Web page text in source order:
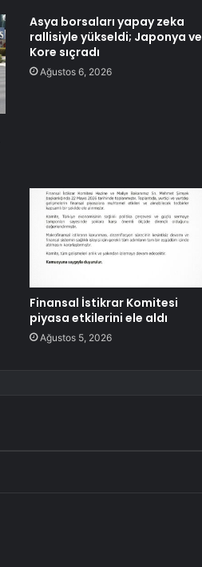
Asya borsaları yapay zeka
rallisiyle yükseldi; Japonya ve
Kore sıçradı
Ağustos 6, 2026
Finansal İstikrar Komitesi
piyasa etkilerini ele aldı
Ağustos 5, 2026